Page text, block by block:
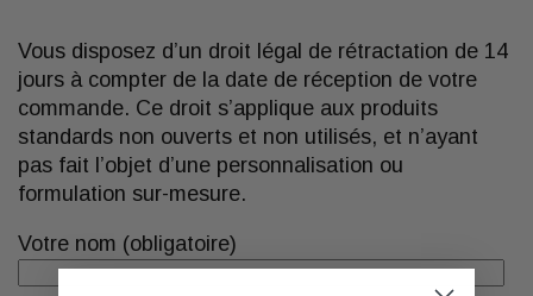
Vous disposez d’un droit légal de rétractation de 14
jours à compter de la date de réception de votre
commande. Ce droit s’applique aux produits
standards non ouverts et non utilisés, et n’ayant
pas fait l’objet d’une personnalisation ou
formulation sur-mesure.
Votre nom (obligatoire)
NOS GAMMES
NOS VALEURS
KIT
D'ESSAI
⭐